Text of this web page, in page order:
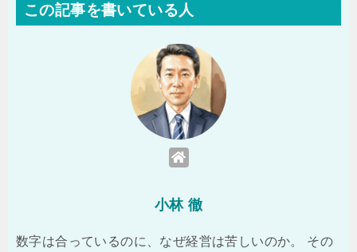
この記事を書いている人
小林 徹
数字は合っているのに、なぜ経営は苦しいのか。 その